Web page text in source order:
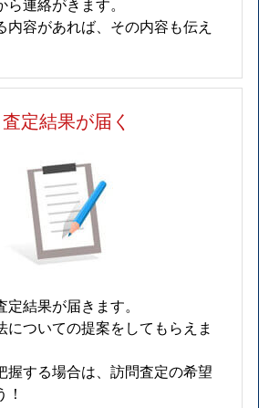
内容があれば、その内容も伝え
査定結果が届く
結果が届きます。
についての提案をしてもらえま
握する場合は、訪問査定の希望